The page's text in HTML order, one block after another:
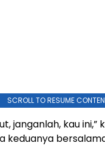
SCROLL TO RESUME
janganlah, kau
keduanya